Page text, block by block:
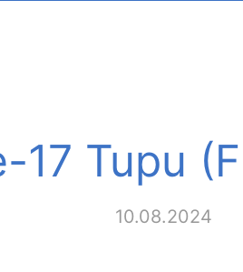
17 Tupu
10.08.2024